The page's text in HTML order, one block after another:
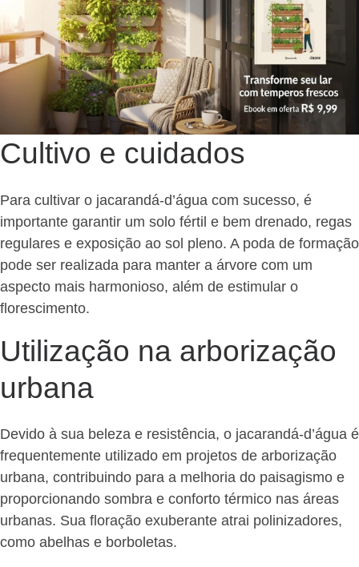
Cultivo e cuidados
Para cultivar o jacarandá-d’água com sucesso, é
importante garantir um solo fértil e bem drenado, regas
regulares e exposição ao sol pleno. A poda de formação
pode ser realizada para manter a árvore com um
aspecto mais harmonioso, além de estimular o
florescimento.
Utilização na arborização
urbana
Devido à sua beleza e resistência, o jacarandá-d’água é
frequentemente utilizado em projetos de arborização
urbana, contribuindo para a melhoria do paisagismo e
proporcionando sombra e conforto térmico nas áreas
urbanas. Sua floração exuberante atrai polinizadores,
como abelhas e borboletas.